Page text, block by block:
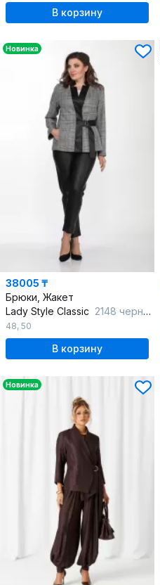
В корзину
Новинка
38005 ₸
Брюки, Жакет
Lady Style Classic 2148 черный_с_серым
48, 50
В корзину
Новинка